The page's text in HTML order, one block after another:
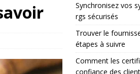
comparés
Synchronisez vos
rgs sécurisés
Trouver le
étapes à suivre
Comment les
confiance des